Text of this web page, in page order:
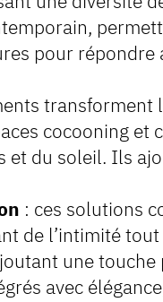
pour répondre
transforment
cocooning
et du soleil. Ils
: ces solutions
de l’intimité
une
avec